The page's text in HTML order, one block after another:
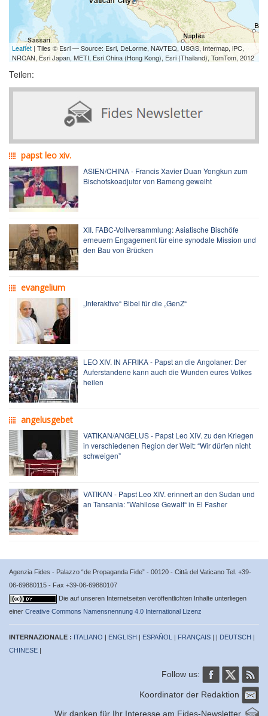
Leaflet | Tiles © Esri — Source: Esri, DeLorme, NAVTEQ, USGS, Intermap, iPC,
NRCAN, Esri Japan, METI, Esri China (Hong Kong), Esri (Thailand), TomTom, 2012
Teilen:
papst leo xiv.
ASIEN/CHINA - Francis Xavier Duan Yongkun zum
Bischofskoadjutor von Bameng geweiht
XII. FABC-Vollversammlung: Asiatische Bischöfe
erneuern Engagement für eine synodale Mission und
den Bau von Brücken
evangelium
„Interaktive“ Bibel für die „GenZ“
LEO XIV. IN AFRIKA - Papst an die Angolaner: Der
Auferstandene kann auch die Wunden eures Volkes
heilen
angelusgebet
VATIKAN/ANGELUS - Papst Leo XIV. zu den Kriegen
in verschiedenen Region der Welt: “Wir dürfen nicht
schweigen”
VATIKAN - Papst Leo XIV. erinnert an den Sudan und
an Tansania: "Wahllose Gewalt“ in El Fasher
Agenzia Fides - Palazzo “de Propaganda Fide” - 00120 - Città del Vaticano Tel. +39-
06-69880115 - Fax +39-06-69880107
Die auf unseren Internetseiten veröffentlichten Inhalte unterliegen
einer Creative Commons Namensnennung 4.0 International Lizenz
INTERNAZIONALE : ITALIANO | ENGLISH | ESPAÑOL | FRANÇAIS | | DEUTSCH |
CHINESE |
Follow us:
Koordinator der Redaktion
Wir danken für Ihr Interesse am Fides-Newsletter